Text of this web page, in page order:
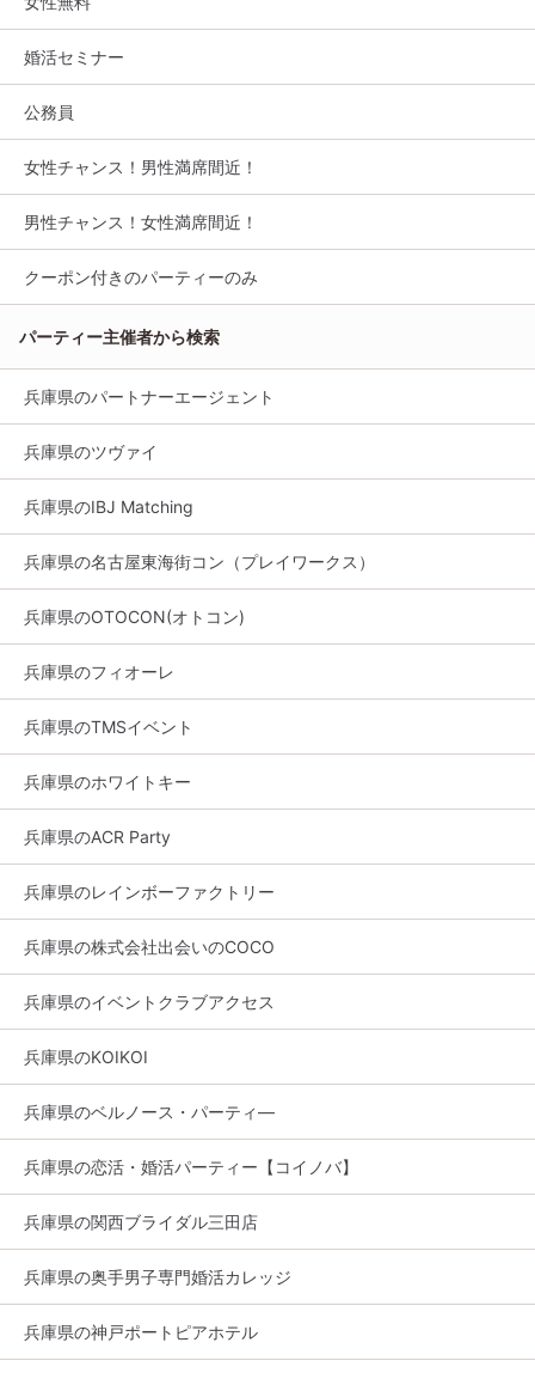
婚活セミナー
公務員
女性チャンス！男性満席間近！
男性チャンス！女性満席間近！
クーポン付きのパーティーのみ
パーティー主催者から検索
兵庫県のパートナーエージェント
兵庫県のツヴァイ
兵庫県のIBJ Matching
兵庫県の名古屋東海街コン（プレイワークス）
兵庫県のOTOCON(オトコン)
兵庫県のフィオーレ
兵庫県のTMSイベント
兵庫県のホワイトキー
兵庫県のACR Party
兵庫県のレインボーファクトリー
兵庫県の株式会社出会いのCOCO
兵庫県のイベントクラブアクセス
兵庫県のKOIKOI
兵庫県のベルノース・パーティ―
兵庫県の恋活・婚活パーティー【コイノバ】
兵庫県の関西ブライダル三田店
兵庫県の奥手男子専門婚活カレッジ
兵庫県の神戸ポートピアホテル